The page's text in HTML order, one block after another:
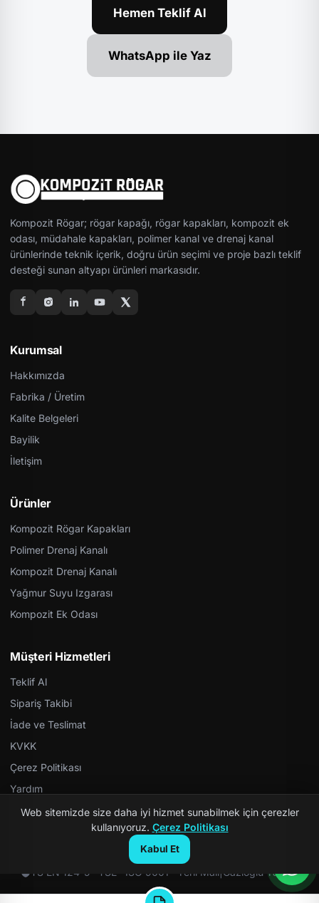
Hemen Teklif Al
WhatsApp ile Yaz
Kompozit Rögar; rögar kapağı, rögar kapakları, kompozit ek
odası, müdahale kapakları, polimer kanal ve drenaj kanal
ürünlerinde teknik içerik, doğru ürün seçimi ve proje bazlı teklif
desteği sunan altyapı ürünleri markasıdır.
Kurumsal
Hakkımızda
Fabrika / Üretim
Kalite Belgeleri
Bayilik
İletişim
Ürünler
Kompozit Rögar Kapakları
Polimer Drenaj Kanalı
Kompozit Drenaj Kanalı
Yağmur Suyu Izgarası
Kompozit Ek Odası
Müşteri Hizmetleri
Teklif Al
Sipariş Takibi
İade ve Teslimat
KVKK
Çerez Politikası
Yardım
© 2026 Kompozit Rögar. Tüm hakları saklıdır.
TS EN 124-5 · TSE · ISO 9001 · Yerli Malı|Gazioğlu Yazılım
Web sitemizde size daha iyi hizmet sunabilmek için çerezler
kullanıyoruz. Çerez Politikası
Kabul Et